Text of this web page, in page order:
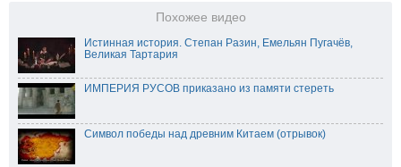
Похожее видео
Истинная история. Степан Разин, Емельян Пугачёв,
Великая Тартария
ИМПЕРИЯ РУСОВ приказано из памяти стереть
Символ победы над древним Китаем (отрывок)